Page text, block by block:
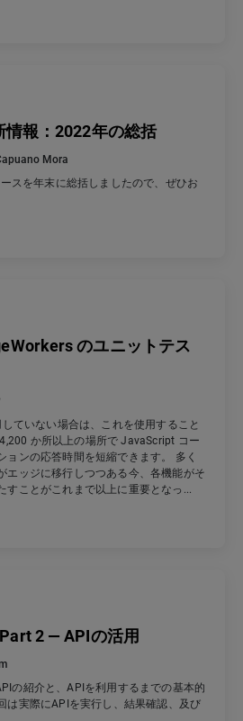
情報：2022年の総括
Mora
スを年末に総括しましたので、ぜひお
のユニットテス
ていない場合は、これを使用すること
か所以上の場所で JavaScript コー
ョンの応答時間を短縮できます。 多く
エッジに移行しつつある今、各機能がそ
すことがこれまで以上に重要となっ...
2 — APIの活用
の紹介と、APIを利用するまでの基本的
は実際にAPIを実行し、結果確認、及び